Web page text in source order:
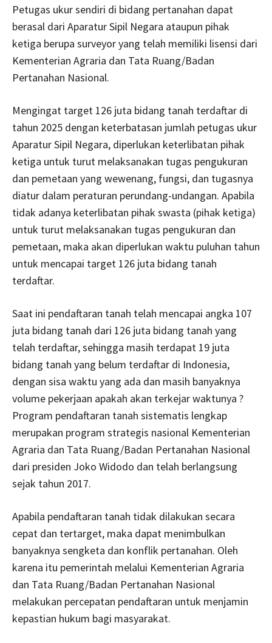
Petugas ukur sendiri di bidang pertanahan dapat
berasal dari Aparatur Sipil Negara ataupun pihak
ketiga berupa surveyor yang telah memiliki lisensi dari
Kementerian Agraria dan Tata Ruang/Badan
Pertanahan Nasional.
Mengingat target 126 juta bidang tanah terdaftar di
tahun 2025 dengan keterbatasan jumlah petugas ukur
Aparatur Sipil Negara, diperlukan keterlibatan pihak
ketiga untuk turut melaksanakan tugas pengukuran
dan pemetaan yang wewenang, fungsi, dan tugasnya
diatur dalam peraturan perundang-undangan. Apabila
tidak adanya keterlibatan pihak swasta (pihak ketiga)
untuk turut melaksanakan tugas pengukuran dan
pemetaan, maka akan diperlukan waktu puluhan tahun
untuk mencapai target 126 juta bidang tanah
terdaftar.
Saat ini pendaftaran tanah telah mencapai angka 107
juta bidang tanah dari 126 juta bidang tanah yang
telah terdaftar, sehingga masih terdapat 19 juta
bidang tanah yang belum terdaftar di Indonesia,
dengan sisa waktu yang ada dan masih banyaknya
volume pekerjaan apakah akan terkejar waktunya ?
Program pendaftaran tanah sistematis lengkap
merupakan program strategis nasional Kementerian
Agraria dan Tata Ruang/Badan Pertanahan Nasional
dari presiden Joko Widodo dan telah berlangsung
sejak tahun 2017.
Apabila pendaftaran tanah tidak dilakukan secara
cepat dan tertarget, maka dapat menimbulkan
banyaknya sengketa dan konflik pertanahan. Oleh
karena itu pemerintah melalui Kementerian Agraria
dan Tata Ruang/Badan Pertanahan Nasional
melakukan percepatan pendaftaran untuk menjamin
kepastian hukum bagi masyarakat.